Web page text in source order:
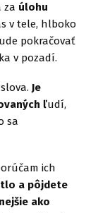
za úlohu
v tele, hlboko
pokračovať
v pozadí.
Je
ľudí,
sa
ich
a pôjdete
ako